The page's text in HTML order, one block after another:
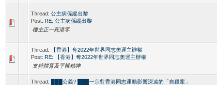
Thread: 公主病係縱出黎
Post: RE: 公主病係縱出黎
樓主正一死港零
Thread:
【香港】奪2022年世界同志奧運主辦權
Post: RE: 【香港】奪2022年世界同志奧運主辦權
支持體育及平權精神
Thread:
███公義? ███一宗對香港同志運動影響深遠的「自殺案」